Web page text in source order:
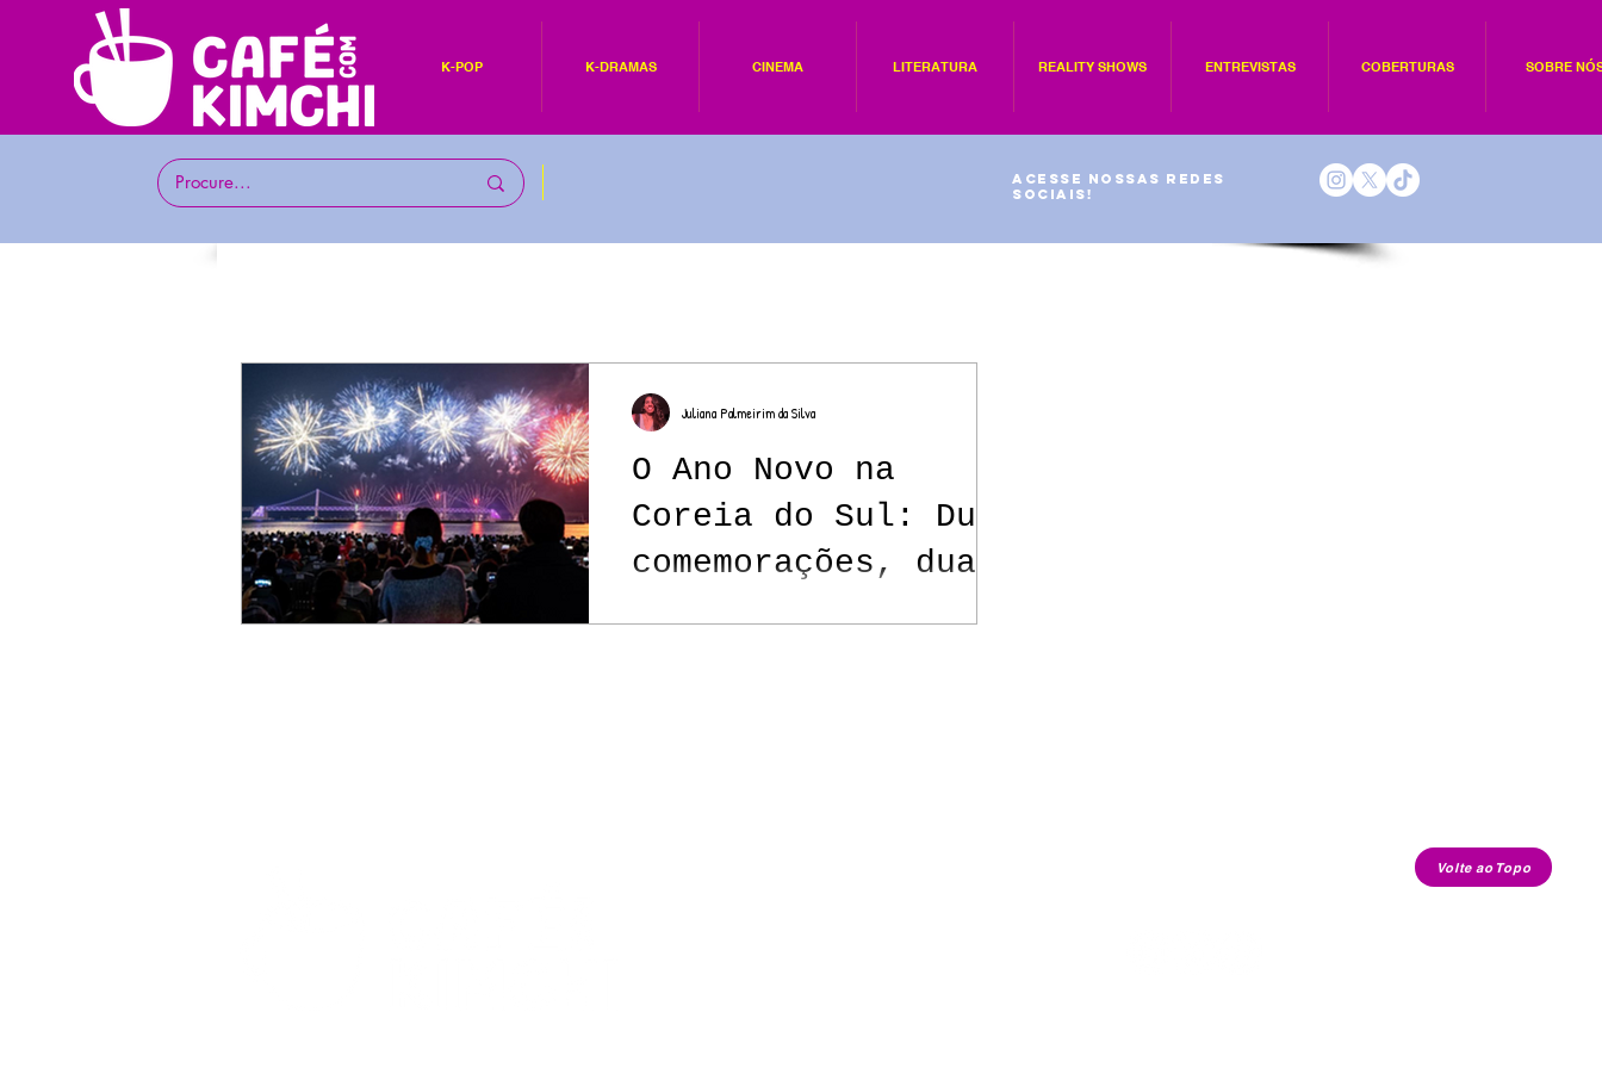
K-POP K-DRAMAS CINEMA LITERATURA REALITY SHOWS ENTREVISTAS COBERTURAS SOBRE
Acesse nossas redes
sociais!
O Ano Novo na
Coreia do Sul: Duas
comemorações, duas
Juliana Palmeirim da Silva
Volte ao Topo